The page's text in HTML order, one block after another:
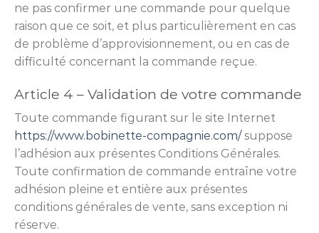
ne pas confirmer une commande pour quelque
raison que ce soit, et plus particulièrement en cas
de problème d’approvisionnement, ou en cas de
difficulté concernant la commande reçue.
Article 4 – Validation de votre commande
Toute commande figurant sur le site Internet
https://www.bobinette-compagnie.com/suppose
l’adhésion aux présentes Conditions Générales.
Toute confirmation de commande entraîne votre
adhésion pleine et entière aux présentes
conditions générales de vente, sans exception ni
réserve.